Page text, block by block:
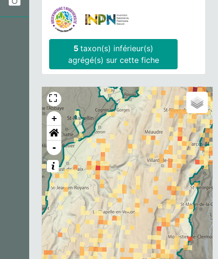
5taxon(s) inférieur(s)
agrégé(s) sur cette fiche
+
-